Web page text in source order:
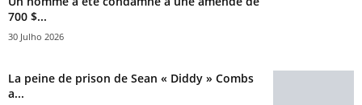
700 $...
30 Julho 2026
La peine de prison de Sean « Diddy » Combs
a...